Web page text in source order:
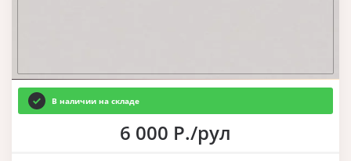
В наличии на складе
6 000 Р./рул